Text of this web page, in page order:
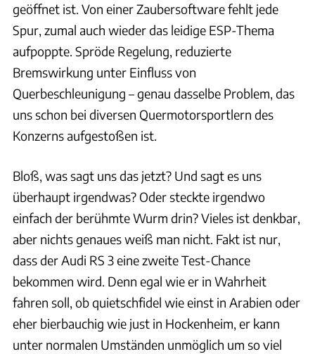
geöffnet ist. Von einer Zaubersoftware fehlt jede
Spur, zumal auch wieder das leidige ESP-Thema
aufpoppte. Spröde Regelung, reduzierte
Bremswirkung unter Einfluss von
Querbeschleunigung – genau dasselbe Problem, das
uns schon bei diversen Quermotorsportlern des
Konzerns aufgestoßen ist.
Bloß, was sagt uns das jetzt? Und sagt es uns
überhaupt irgendwas? Oder steckte irgendwo
einfach der berühmte Wurm drin? Vieles ist denkbar,
aber nichts genaues weiß man nicht. Fakt ist nur,
dass der Audi RS 3 eine zweite Test-Chance
bekommen wird. Denn egal wie er in Wahrheit
fahren soll, ob quietschfidel wie einst in Arabien oder
eher bierbauchig wie just in Hockenheim, er kann
unter normalen Umständen unmöglich um so viel